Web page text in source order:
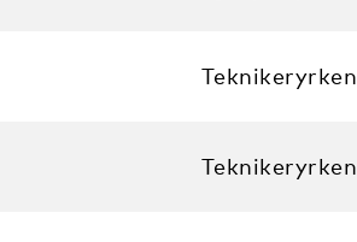
Teknikeryrken
Teknikeryrken